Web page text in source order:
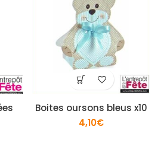
Boites oursons bleus x10
4,10€